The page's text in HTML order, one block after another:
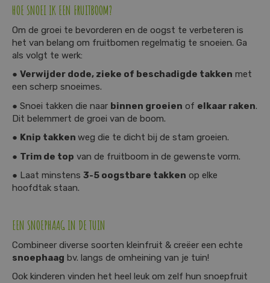
HOE SNOEI IK EEN FRUITBOOM?
Om de groei te bevorderen en de oogst te verbeteren is
het van belang om fruitbomen regelmatig te snoeien. Ga
als volgt te werk:
● Verwijder dode, zieke of beschadigde takken met
een scherp snoeimes.
● Snoei takken die naar binnen groeien of elkaar raken.
Dit belemmert de groei van de boom.
● Knip takken weg die te dicht bij de stam groeien.
● Trim de top van de fruitboom in de gewenste vorm.
● Laat minstens 3-5 oogstbare takken op elke
hoofdtak staan.
EEN SNOEPHAAG IN DE TUIN
Combineer diverse soorten kleinfruit & creëer een echte
snoephaag bv. langs de omheining van je tuin!
Ook kinderen vinden het heel leuk om zelf hun snoepfruit